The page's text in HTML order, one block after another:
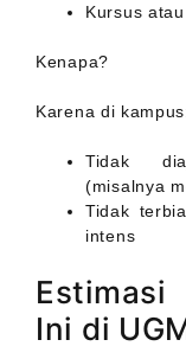
Kursus
Kenapa?
Karena di
Tidak
(misalnya
Tidak
intens
Estimasi
Ini di